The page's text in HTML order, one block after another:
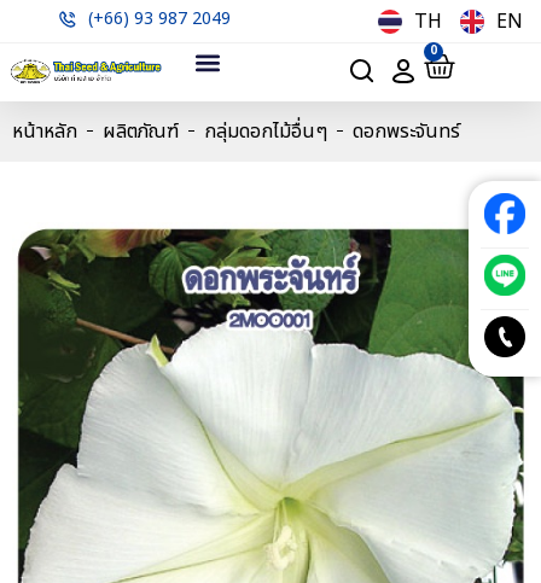
(+66) 93 987 2049 TH EN
0
หน้าหลัก ผลิตภัณฑ์ กลุ่มดอกไม้อื่นๆ ดอกพระจันทร์